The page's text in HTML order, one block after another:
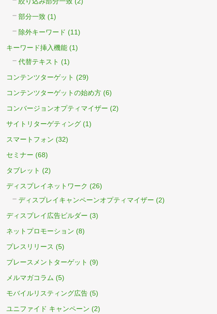
部分一致 (1)
除外キーワード (11)
キーワード挿入機能 (1)
代替テキスト (1)
コンテンツターゲット (29)
コンテンツターゲットの始め方 (6)
コンバージョンオプティマイザー (2)
サイトリターゲティング (1)
スマートフォン (32)
セミナー (68)
タブレット (2)
ディスプレイネットワーク (26)
ディスプレイキャンペーンオプティマイザー (2)
ディスプレイ広告ビルダー (3)
ネットプロモーション (8)
プレスリリース (5)
プレースメントターゲット (9)
メルマガコラム (5)
モバイルリスティング広告 (5)
ユニファイド キャンペーン (2)